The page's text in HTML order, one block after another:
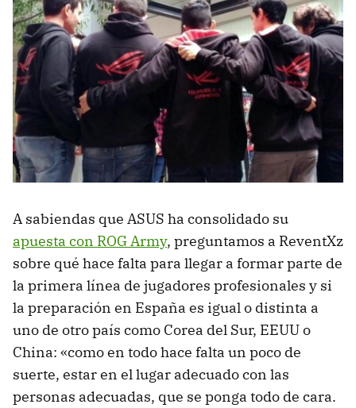
A sabiendas que ASUS ha consolidado su
apuesta con ROG Army, preguntamos a ReventXz
sobre qué hace falta para llegar a formar parte de
la primera línea de jugadores profesionales y si
la preparación en España es igual o distinta a
uno de otro país como Corea del Sur, EEUU o
China: «como en todo hace falta un poco de
suerte, estar en el lugar adecuado con las
personas adecuadas, que se ponga todo de cara.